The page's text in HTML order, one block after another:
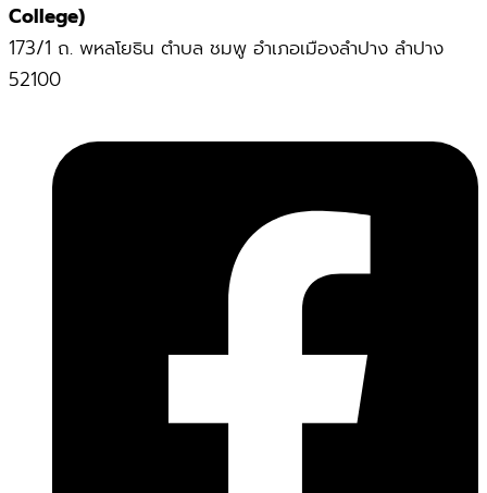
College)
173/1 ถ. พหลโยธิน ตำบล ชมพู อำเภอเมืองลำปาง ลำปาง
52100